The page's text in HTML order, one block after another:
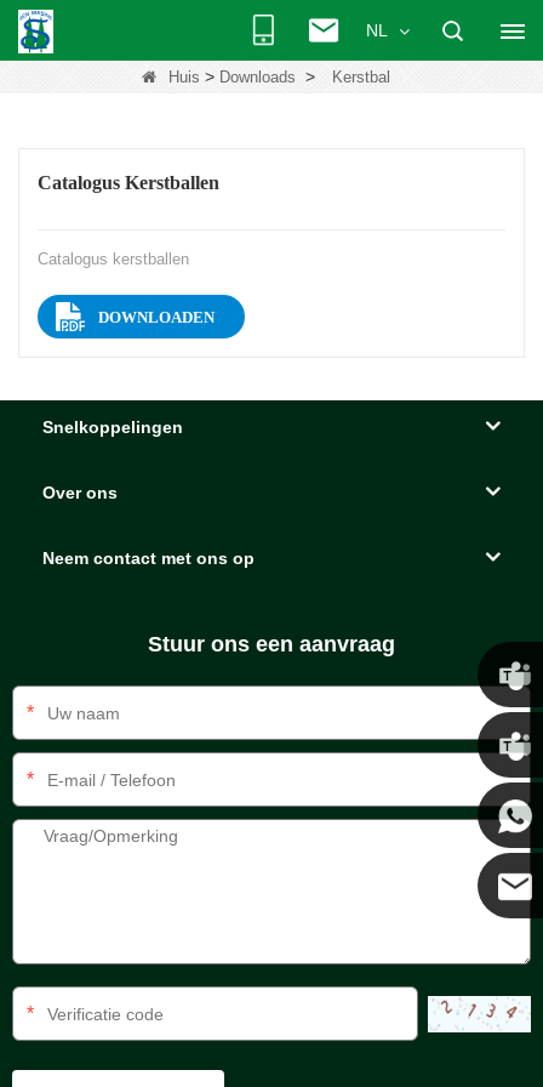
NL
Huis > Downloads > Kerstbal
Catalogus Kerstballen
Catalogus kerstballen
DOWNLOADEN
Snelkoppelingen
Over ons
Neem contact met ons op
Stuur ons een aanvraag
*
*
*
Chris
Kenny